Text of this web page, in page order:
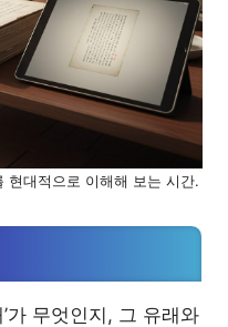
현대적으로 이해해 보는 시간.
가 무엇인지, 그 유래와